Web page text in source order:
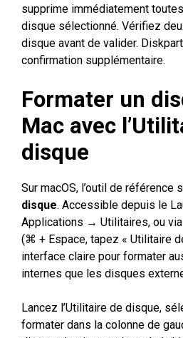
supprime immédiatement
disque sélectionné. Vérifiez
disque avant de valider.
confirmation supplémentaire.
Formater un
Mac avec
disque
Sur macOS, l’outil de référence
disque. Accessible depuis le
Applications → Utilitaires, ou
(⌘ + Espace, tapez « Utilitaire
interface claire pour formater
internes que les disques
Lancez l’Utilitaire de disque,
formater dans la colonne de